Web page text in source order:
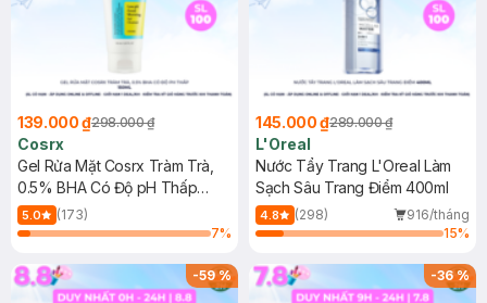
139.000 ₫298.000 ₫
Cosrx
Gel Rửa Mặt Cosrx Tràm Trà,
0.5% BHA Có Độ pH Thấp
150ml
5.0
(173)
7%
145.000 ₫289.000 ₫
L'Oreal
Nước Tẩy Trang L'Oreal Làm
Sạch Sâu Trang Điểm 400ml
4.8 (298)
916/tháng
15%
-59% -36%